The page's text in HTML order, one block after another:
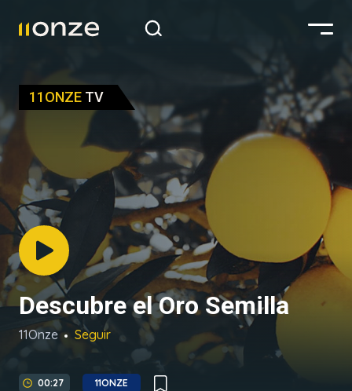
11ONZE TV
Descubre el Oro Semilla
11Onze Seguir
00:27 11ONZE